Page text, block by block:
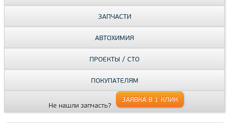
ЗАПЧАСТИ
АВТОХИМИЯ
ПРОЕКТЫ / СТО
ПОКУПАТЕЛЯМ
Не нашли запчасть?
ЗАЯВКА В 1 КЛИК